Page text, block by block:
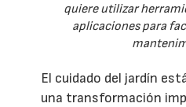
quiere utilizar
aplicaciones para
El cuidado del jardín
una transformación